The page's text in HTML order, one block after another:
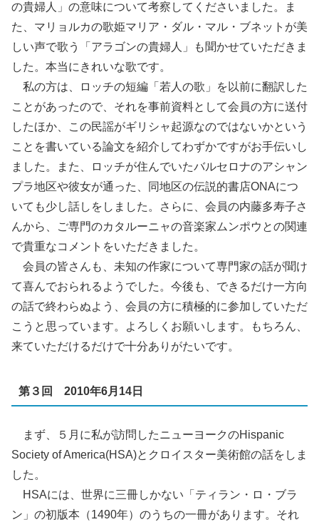
の貴婦人」の意味について考察してくださいました。ま
た、マリョルカの歌姫マリア・ダル・マル・ブネットが美
しい声で歌う「アラゴンの貴婦人」も聞かせていただきま
した。本当にきれいな歌です。
私の方は、ロッチの短編「若人の歌」を以前に翻訳した
ことがあったので、それを事前資料として会員の方に送付
したほか、この民謡がギリシャ起源なのではないかという
ことを書いている論文を紹介してわずかですがお手伝いし
ました。また、ロッチが住んでいたバルセロナのアシャン
プラ地区や彼女が通った、同地区の伝説的書店ONAにつ
いても少し話しをしました。さらに、会員の内藤多寿子さ
んから、ご専門のカタルーニャの音楽家ムンポウとの関連
で貴重なコメントをいただきました。
会員の皆さんも、未知の作家について専門家の話が聞け
て喜んでおられるようでした。今後も、できるだけ一方向
の話で終わらぬよう、会員の方に積極的に参加していただ
こうと思っています。よろしくお願いします。もちろん、
来ていただけるだけで十分ありがたいです。
第３回 2010年6月14日
まず、５月に私が訪問したニューヨークのHispanic
Society of America(HSA)とクロイスター美術館の話をしま
した。
HSAには、世界に三冊しかない「ティラン・ロ・ブラ
ン」の初版本（1490年）のうちの一冊があります。それ